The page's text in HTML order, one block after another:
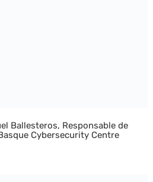
Ballesteros, Responsable de
Cybersecurity Centre